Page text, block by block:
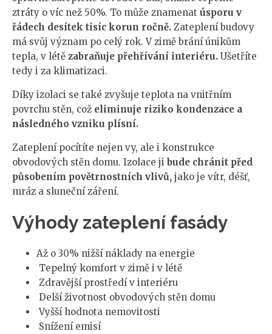
ztráty o víc než 50%. To může znamenat úsporu v
řádech desítek tisíc korun ročně. Zateplení budovy
má svůj význam po celý rok. V zimě brání únikům
tepla, v létě zabraňuje přehřívání interiéru. Ušetříte
tedy i za klimatizaci.
Díky izolaci se také zvyšuje teplota na vnitřním
povrchu stěn, což eliminuje riziko kondenzace a
následného vzniku plísní.
Zateplení pocítíte nejen vy, ale i konstrukce
obvodových stěn domu. Izolace ji bude chránit před
působením povětrnostních vlivů, jako je vítr, déšť,
mráz a sluneční záření.
Výhody zateplení fasády
Až o 30% nižší náklady na energie
Tepelný komfort v zimě i v létě
Zdravější prostředí v interiéru
Delší životnost obvodových stěn domu
Vyšší hodnota nemovitosti
Snížení emisí